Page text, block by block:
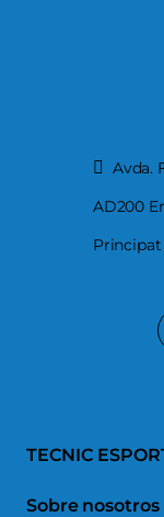
Avda.
AD200
TECNIC
Sobre nosotros